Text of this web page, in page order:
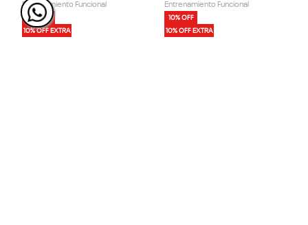
Entrenamiento Funcional
10% OFF
10% OFF EXTRA
Entrenamiento Funcional
10% OFF
10% OFF EXTRA